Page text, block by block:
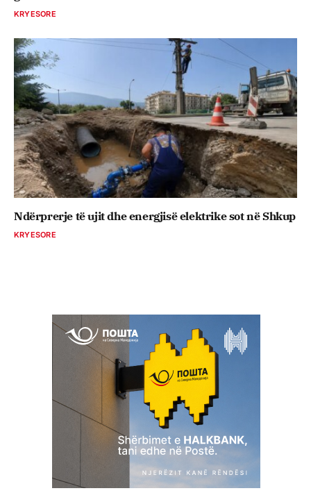
KRYESORE
Ndërprerje të ujit dhe energjisë elektrike sot në Shkup
KRYESORE